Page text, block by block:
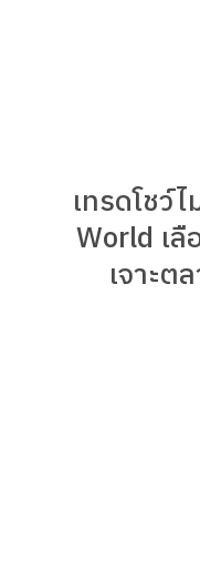
เทรดโชว์
World เ
เจาะต